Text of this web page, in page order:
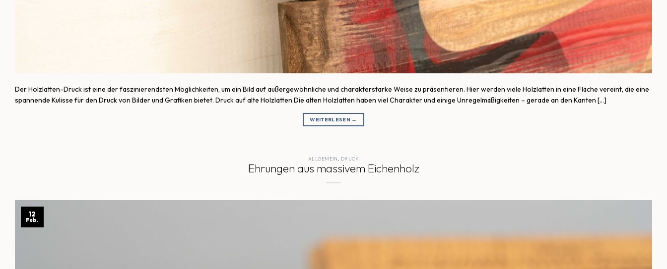
Der Holzlatten-Druck ist eine der faszinierendsten Möglichkeiten, um ein Bild auf außergewöhnliche und charakterstarke Weise zu präsentieren. Hier werden viele Holzlatten in eine Fläche vereint, die eine
spannende Kulisse für den Druck von Bilder und Grafiken bietet. Druck auf alte Holzlatten Die alten Holzlatten haben viel Charakter und einige Unregelmäßigkeiten – gerade an den Kanten […]
WEITERLESEN →
ALLGEMEIN , DRUCK
Ehrungen aus massivem Eichenholz
12
Feb.